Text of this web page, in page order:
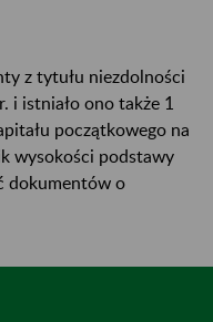
z tytułu niezdolności
i istniało ono także 1
początkowego na
wysokości podstawy
dokumentów o